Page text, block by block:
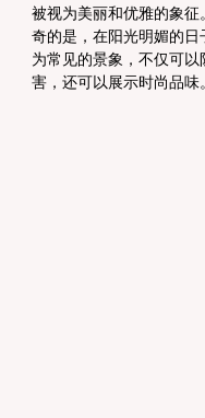
被视为美丽和优雅的象征
奇的是，在阳光明媚的日
为常见的景象，不仅可
害，还可以展示时尚品味。